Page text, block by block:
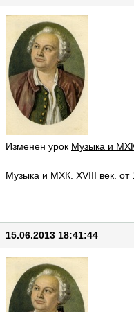
Изменен урок Музыка и
Музыка и МХК. XVIII век. от
15.06.2013 18:41:44